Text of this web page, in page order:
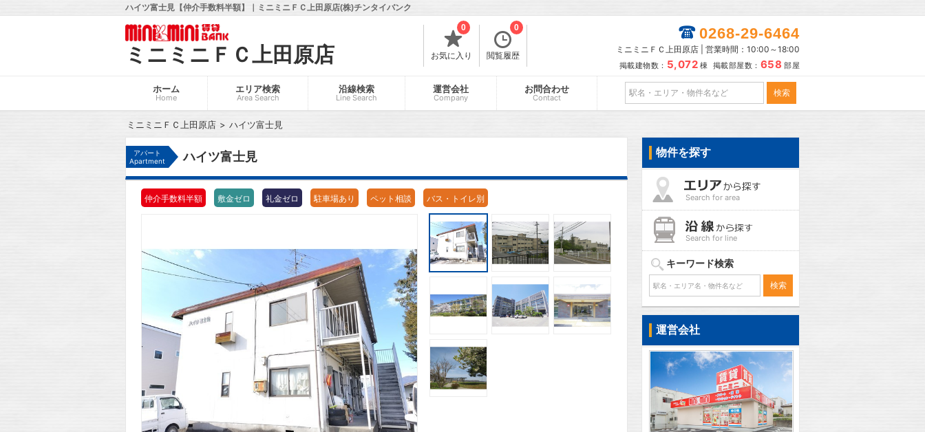
ハイツ富士見【仲介手数料半額】｜ミニミニＦＣ上田原店(株)チンタイバンク
ミニミニＦＣ上田原店 お気に入り
0
閲覧履歴
0 0268-29-6464
ミニミニＦＣ上田原店 | 営業時間：10:00～18:00
掲載建物数： 5,072 棟 掲載部屋数： 658 部屋
ホーム
Home
エリア検索
Area Search
沿線検索
Line Search
運営会社
Company
お問合わせ
Contact
ミニミニＦＣ上田原店 ハイツ富士見
アパート
Apartment
ハイツ富士見
仲介手数料半額 敷金ゼロ 礼金ゼロ 駐車場あり ペット相談 バス・トイレ別
物件を探す
Search for area
Search for line
キーワード検索
運営会社